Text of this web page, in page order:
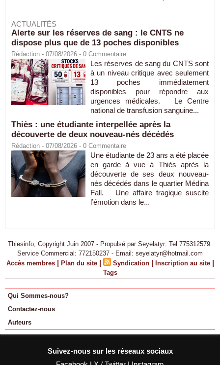
ACTUALITÉS
Alerte sur les réserves de sang : le CNTS ne
dispose plus que de 13 poches disponibles
Rédaction - 07/08/2026 - 0 Commentaire
Les réserves de sang du CNTS sont
à un niveau critique avec seulement
13 poches immédiatement
disponibles pour répondre aux
urgences médicales. Le Centre
national de transfusion sanguine...
Thiès : une étudiante interpellée après la
découverte de deux nouveau-nés décédés
Rédaction - 07/08/2026 - 0 Commentaire
Une étudiante de 23 ans a été placée
en garde à vue à Thiès après la
découverte de ses deux nouveau-
nés décédés dans le quartier Médina
Fall. Une affaire tragique suscite
l’émotion dans le...
Thiesinfo, Copyright Juin 2007 - Propulsé par Seyelatyr: Tel 775312579.
Service Commercial: 772150237 - Email: seyelatyr@hotmail.com
Accès membres | Plan du site | Syndication | Inscription au site |
Tags
Qui Sommes-nous?
Contactez-nous
Auteurs
Suivez-nous sur les réseaux sociaux